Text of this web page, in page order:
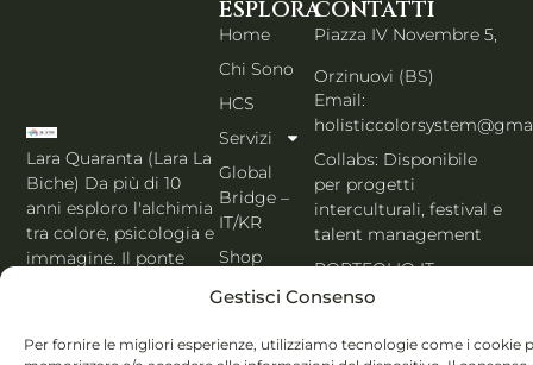
Gestisci Consenso
Per fornire le migliori esperienze, utilizziamo tecnologie come i cookie
Lara Quaranta (Lara La
Biche) Da più di 10
anni esploro l'alchimia
tra colore, psicologia e
immagine. Il ponte
MBTI, Enneagramma &
ESPLORA
Home
Chi Sono
HCS
Servizi
Global
Bridge –
IT/KR
Shop
Blog
Italiano
CONTATTI
Piazza IV Novembre 5,
Orzinuovi (BS)
Email:
Collabs: Disponibile
per progetti
interculturali, festival e
talent management
PORTFOLIO IT